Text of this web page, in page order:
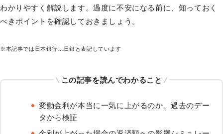
わかりやすく解説します。過度に不安になる前に、知っておく
べきポイントを確認しておきましょう。
※本記事では日本銀行…日銀と表記しています
この記事を読んでわかること
変動金利が本当に一気に上がるのか、過去のデー
タから検証